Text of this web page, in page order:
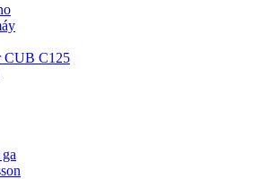
CUB C125